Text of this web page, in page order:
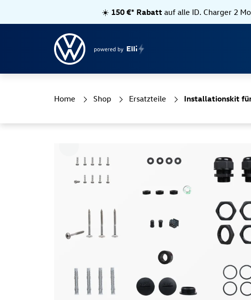
☀️ 150 €* Rabattauf alle ID. Charger 2
Home Shop Ersatzteile Installationskit